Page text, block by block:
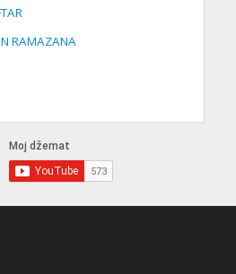
RAMAZANA